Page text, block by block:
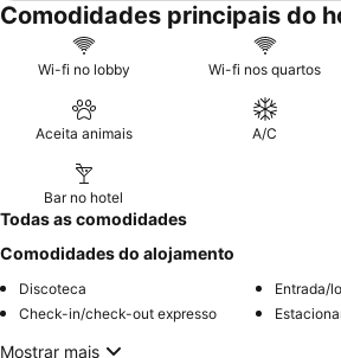
Comodidades principais do
Wi-fi no lobby Wi-fi nos quartos
Aceita animais A/C
Bar no hotel
Todas as comodidades
Comodidades do alojamento
Discoteca
Entrada/
Check-in/check-out expresso
Mostrar mais